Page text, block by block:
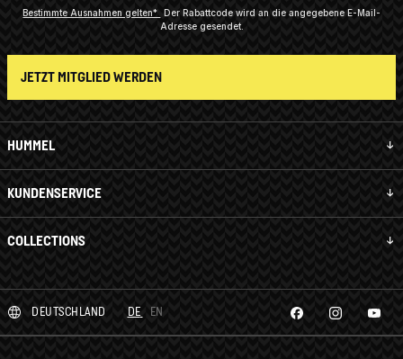
HUMMEL
KUNDENSERVICE
COLLECTIONS
Bestimmte Ausnahmen gelten* Der Rabattcode wird an die angegebene E-Mail-
Adresse gesendet.
JETZT MITGLIED WERDEN
DEUTSCHLAND DE EN